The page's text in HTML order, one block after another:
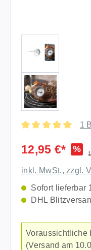
1
12,95 €* %
inkl. MwSt., zzgl.
Sofort lieferbar
DHL
Voraussichtliche
(Versand am